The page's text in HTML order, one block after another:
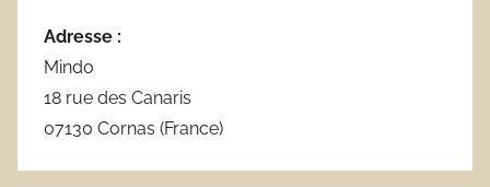
Adresse :
Mindo
18 rue des Canaris
07130 Cornas (France)